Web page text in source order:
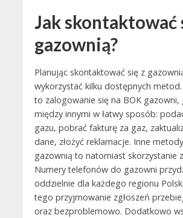
Jak skontaktować
gazownią?
Planując skontaktować się z
wykorzystać kilku dostępnych metod.
to zalogowanie się na BOK gazowni,
między innymi w łatwy sposób:
gazu, pobrać fakturę za gaz,
dane, złożyć reklamacje. Inne
gazownią to natomiast skorzystanie
Numery telefonów do gazowni
oddzielnie dla każdego regionu
tego przyjmowanie zgłoszeń
oraz bezproblemowo. Dodatkowo